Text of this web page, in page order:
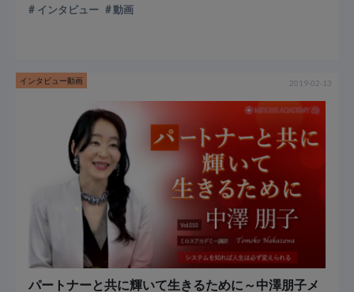
インタビュー 動画
インタビュー動画 2019-02-13
パートナーと共に輝いて生きるために～中澤朋子メ